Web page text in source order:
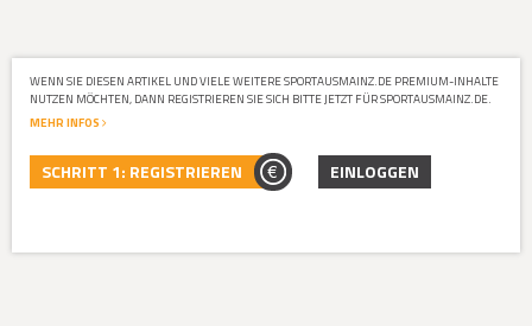
WENN SIE DIESEN ARTIKEL UND VIELE WEITERE SPORTAUSMAINZ.DE PREMIUM-INHALTE
NUTZEN MÖCHTEN, DANN REGISTRIEREN SIE SICH BITTE JETZT FÜR SPORTAUSMAINZ.DE.
MEHR INFOS
SCHRITT 1: REGISTRIEREN EINLOGGEN